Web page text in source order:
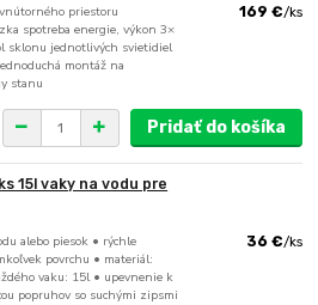
priestoru
spotreba energie, výkon 3×
sklonu jednotlivých svietidiel
montáž na
stanu
169 €/ks
Pridať do košíka
15l vaky na vodu pre
alebo piesok • rýchle
povrchu • materiál:
vaku: 15l • upevnenie k
popruhov so suchými zipsmi
36 €/ks